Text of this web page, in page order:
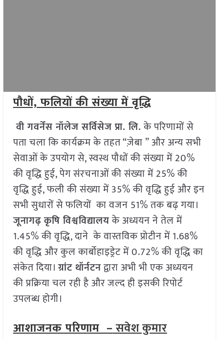
पौधों, फलियों की संख्या में वृद्धि
वी गवर्नेंस नॉलेज सर्विसेज प्रा. लि.के परिणामों से
पता चला कि कार्यक्रम के तहत “ज़ेबा ” और अन्य सभी
सेवाओं के उपयोग से, स्वस्थ पौधों की संख्या में 20%
की वृद्धि हुई, पेग संरचनाओं की संख्या में 25% की
वृद्धि हुई, फली की संख्या में 35% की वृद्धि हुई और इन
सभी सुधारों से फलियों का वजन 51% तक बढ़ गया।
जूनागढ़ कृषि विश्वविद्यालयके अध्ययन ने तेल में
1.45% की वृद्धि, दाने के वास्तविक प्रोटीन में 1.68%
की वृद्धि और कुल कार्बोहाइड्रेट में 0.72% की वृद्धि का
संकेत दिया।ग्रांट थॉर्नटनद्वारा अभी भी एक अध्ययन
की प्रक्रिया चल रही है और जल्द ही इसकी रिपोर्ट
उपलब्ध होगी।
आशाजनक परिणाम –सवेश कुमार